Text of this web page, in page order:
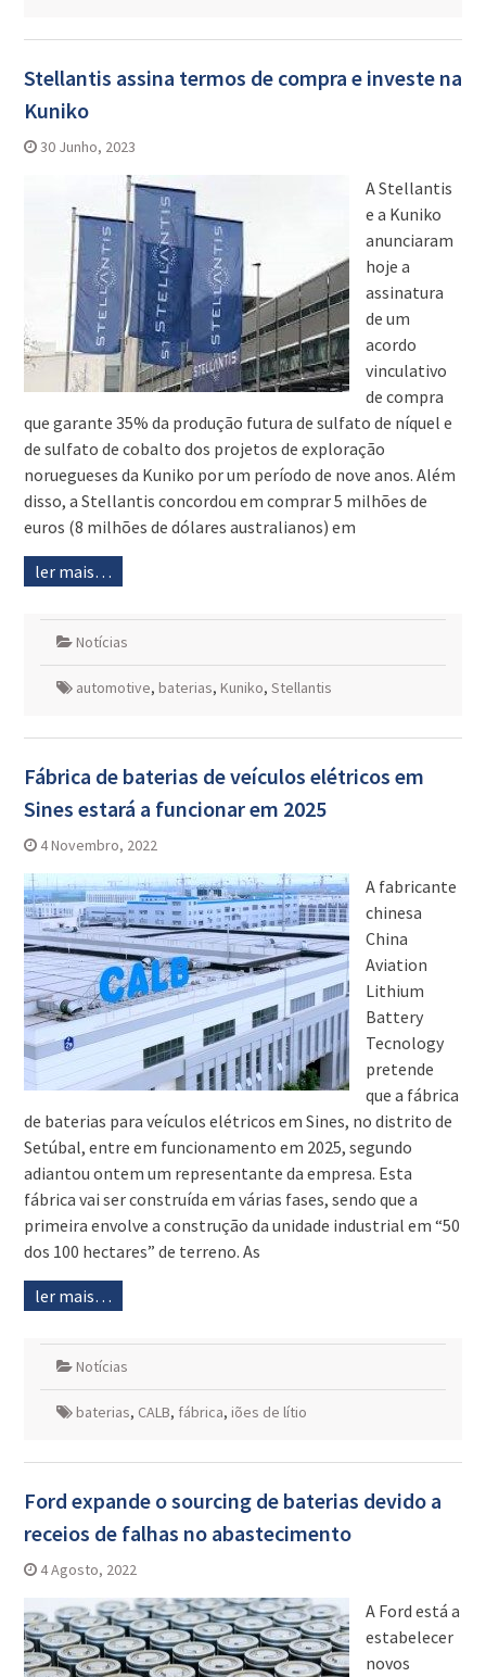
Stellantis assina termos de compra e investe na
Kuniko
30 Junho, 2023
A Stellantis
e a Kuniko
anunciaram
hoje a
assinatura
de um
acordo
vinculativo
de compra
que garante 35% da produção futura de sulfato de níquel e
de sulfato de cobalto dos projetos de exploração
noruegueses da Kuniko por um período de nove anos. Além
disso, a Stellantis concordou em comprar 5 milhões de
euros (8 milhões de dólares australianos) em
ler mais…
Notícias
automotive, baterias, Kuniko, Stellantis
Fábrica de baterias de veículos elétricos em
Sines estará a funcionar em 2025
4 Novembro, 2022
A fabricante
chinesa
China
Aviation
Lithium
Battery
Tecnology
pretende
que a fábrica
de baterias para veículos elétricos em Sines, no distrito de
Setúbal, entre em funcionamento em 2025, segundo
adiantou ontem um representante da empresa. Esta
fábrica vai ser construída em várias fases, sendo que a
primeira envolve a construção da unidade industrial em “50
dos 100 hectares” de terreno. As
ler mais…
Notícias
baterias, CALB, fábrica, iões de lítio
Ford expande o sourcing de baterias devido a
receios de falhas no abastecimento
4 Agosto, 2022
A Ford está a
estabelecer
novos